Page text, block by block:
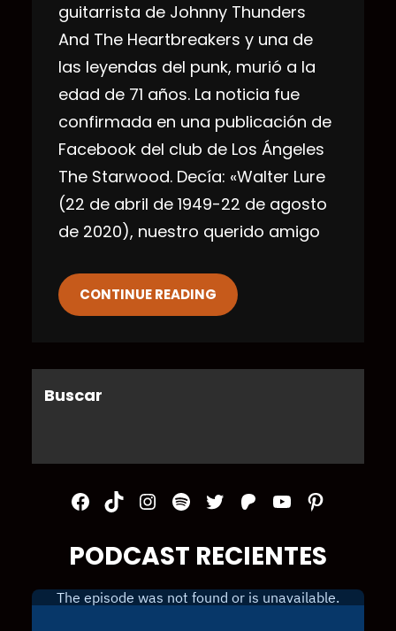
guitarrista de Johnny Thunders
And The Heartbreakers y una de
las leyendas del punk, murió a la
edad de 71 años. La noticia fue
confirmada en una publicación de
Facebook del club de Los Ángeles
The Starwood. Decía: «Walter Lure
(22 de abril de 1949-22 de agosto
de 2020), nuestro querido amigo
CONTINUE READING
Buscar
Facebook TikTok Instagram Spotify Twitter Patreon YouTube Pinterest
PODCAST RECIENTES